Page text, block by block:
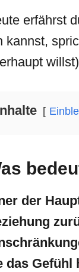
erfährst
kannst,
der
das Gefühl